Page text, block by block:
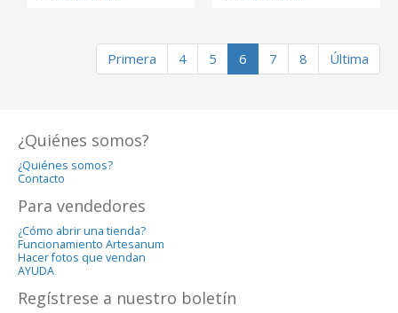
Primera 4 5 6 7 8 Última
¿Quiénes somos?
¿Quiénes somos?
Contacto
Para vendedores
¿Cómo abrir una tienda?
Funcionamiento Artesanum
Hacer fotos que vendan
AYUDA
Regístrese a nuestro boletín